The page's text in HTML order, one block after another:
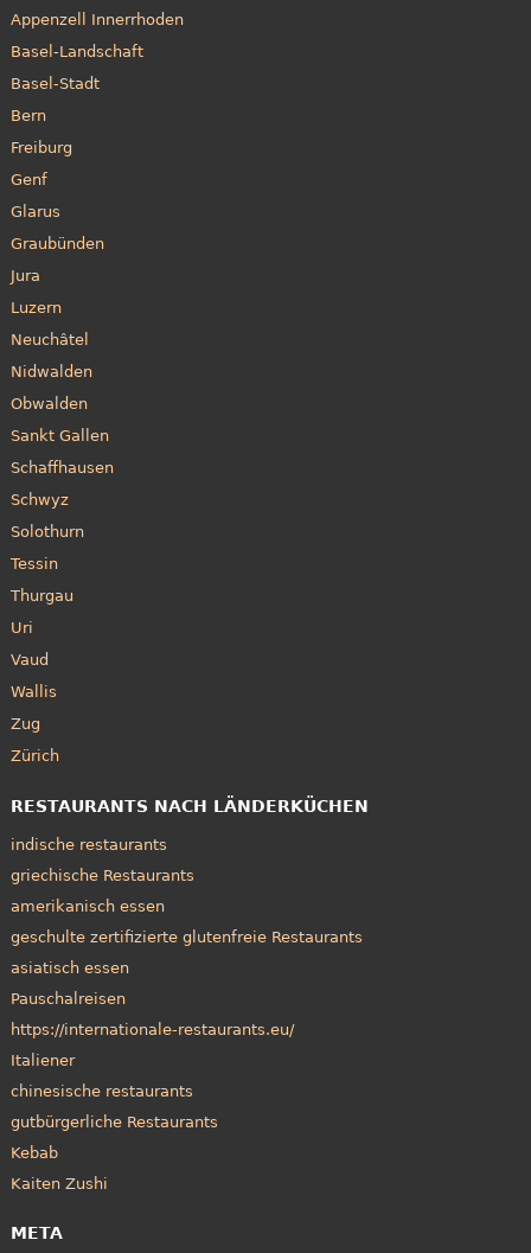
Appenzell Innerrhoden
Basel-Landschaft
Basel-Stadt
Bern
Freiburg
Genf
Glarus
Graubünden
Jura
Luzern
Neuchâtel
Nidwalden
Obwalden
Sankt Gallen
Schaffhausen
Schwyz
Solothurn
Tessin
Thurgau
Uri
Vaud
Wallis
Zug
Zürich
RESTAURANTS NACH LÄNDERKÜCHEN
indische restaurants
griechische Restaurants
amerikanisch essen
geschulte zertifizierte glutenfreie Restaurants
asiatisch essen
Pauschalreisen
https://internationale-restaurants.eu/
Italiener
chinesische restaurants
gutbürgerliche Restaurants
Kebab
Kaiten Zushi
META